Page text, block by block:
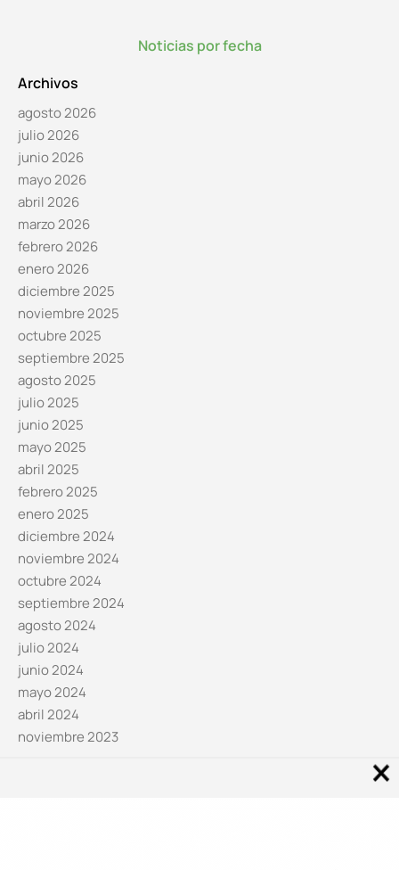
Noticias por fecha
Archivos
agosto 2026
julio 2026
junio 2026
mayo 2026
abril 2026
marzo 2026
febrero 2026
enero 2026
diciembre 2025
noviembre 2025
octubre 2025
septiembre 2025
agosto 2025
julio 2025
junio 2025
mayo 2025
abril 2025
febrero 2025
enero 2025
diciembre 2024
noviembre 2024
octubre 2024
septiembre 2024
agosto 2024
julio 2024
junio 2024
mayo 2024
abril 2024
noviembre 2023